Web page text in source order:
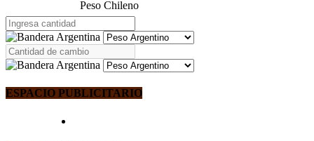
Peso Chileno
ESPACIO PUBLICITARIO